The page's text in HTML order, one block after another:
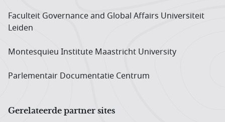
Faculteit Governance and Global Affairs Universiteit
Leiden
Montesquieu Institute Maastricht University
Parlementair Documentatie Centrum
Gerelateerde partner sites